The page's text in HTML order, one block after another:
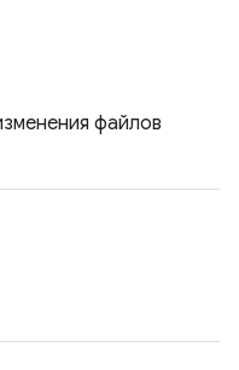
файлов